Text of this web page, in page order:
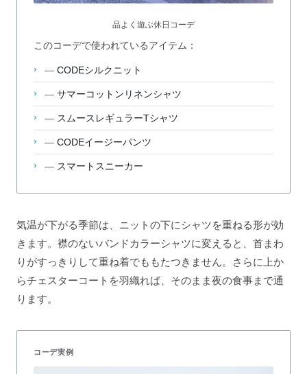
品よく遊ぶ休日コーデ
このコーデで使われているアイテム：
— CODEシルクニット
— サマーコットンリネンシャツ
— スムースレギュラーTシャツ
— CODEイージーパンツ
— スマートスニーカー
気温が下がる季節は、ニットの下にシャツを重ねる形が効
きます。襟のないバンドカラーシャツに変えると、首まわ
りがすっきりして重ね着でももたつきません。さらに上か
らチェスターコートを羽織れば、そのまま夜の食事まで通
ります。
コーデ実例